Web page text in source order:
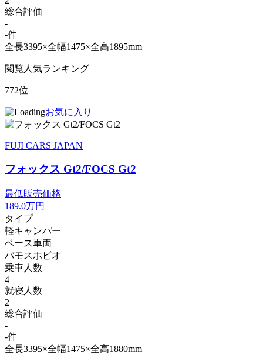
総合評価
-
-件
全長3395×全幅1475×全高1895mm
閲覧人気ランキング
772位
お気に入り
FUJI CARS JAPAN
フォックス Gt2/FOCS Gt2
最低販売価格
189.0万円
タイプ
軽キャンパー
ベース車両
バモスホビオ
乗車人数
4
就寝人数
2
総合評価
-
-件
全長3395×全幅1475×全高1880mm